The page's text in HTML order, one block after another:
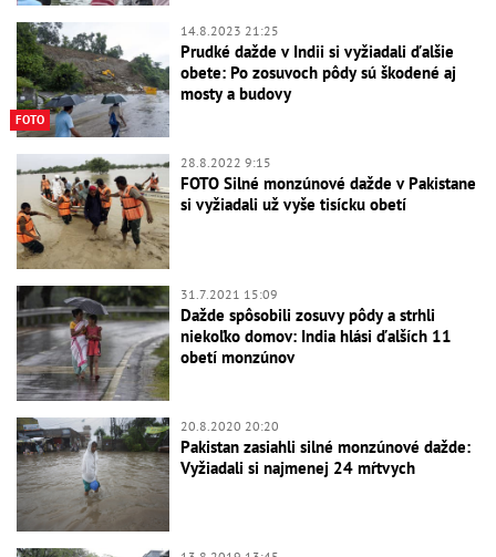
FOTO
14.8.2023 21:25
Prudké dažde v Indii si vyžiadali ďalšie
obete: Po zosuvoch pôdy sú škodené aj
mosty a budovy
28.8.2022 9:15
FOTO Silné monzúnové dažde v Pakistane
si vyžiadali už vyše tisícku obetí
31.7.2021 15:09
Dažde spôsobili zosuvy pôdy a strhli
niekoľko domov: India hlási ďalších 11
obetí monzúnov
20.8.2020 20:20
Pakistan zasiahli silné monzúnové dažde:
Vyžiadali si najmenej 24 mŕtvych